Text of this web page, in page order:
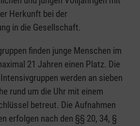
Herkunft bei der
in die Gesellschaft.
finden junge Menschen im
21 Jahren einen Platz. Die
werden an sieben
rund um die Uhr mit einem
betreut. Die Aufnahmen
erfolgen nach den §§ 20, 34, §